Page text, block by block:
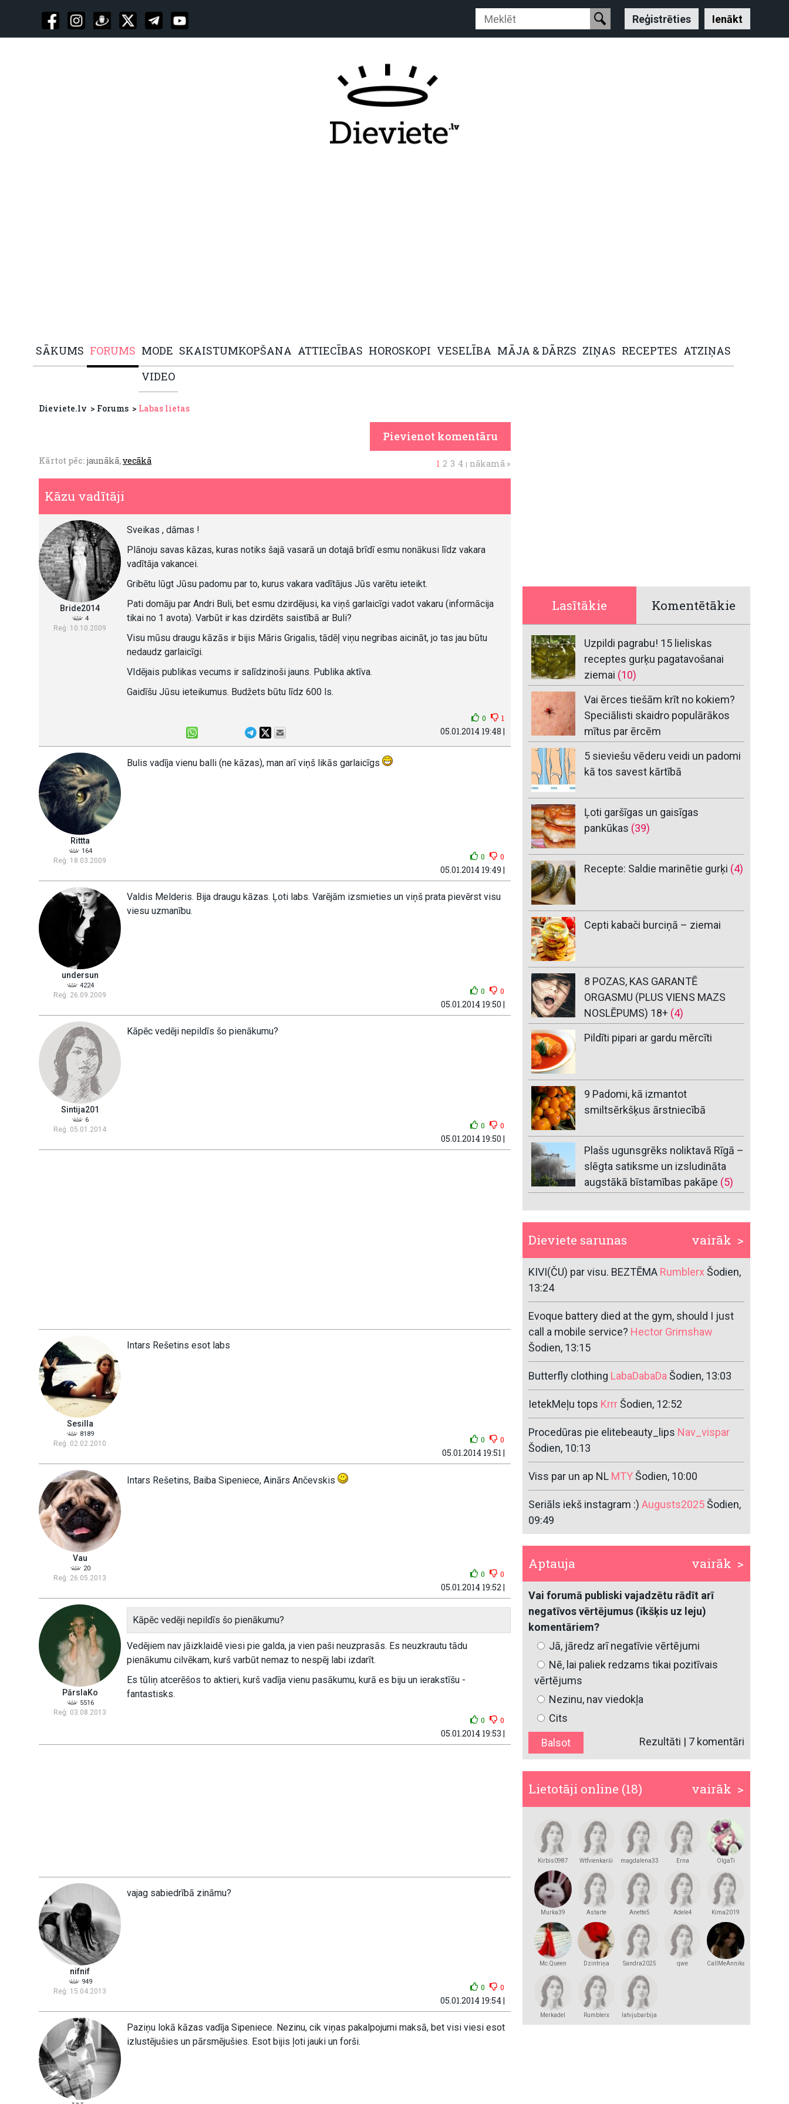
Reģistrēties Ienākt
SĀKUMS FORUMS MODE SKAISTUMKOPŠANA ATTIECĪBAS HOROSKOPI VESELĪBA MĀJA & DĀRZS ZIŅAS RECEPTES ATZIŅAS
VIDEO
Dieviete.lv Forums Labas lietas
Pievienot komentāru
Kārtot pēc:jaunākā,vecākā 1 2 3 4 nākamā »
Kāzu vadītāji
Bride2014
4
Reģ: 10.10.2009
Sveikas , dāmas !
Plānoju savas kāzas, kuras notiks šajā vasarā un dotajā brīdī esmu nonākusi līdz vakara
vadītāja vakancei.
Gribētu lūgt Jūsu padomu par to, kurus vakara vadītājus Jūs varētu ieteikt.
Pati domāju par Andri Buli, bet esmu dzirdējusi, ka viņš garlaicīgi vadot vakaru (informācija
tikai no 1 avota). Varbūt ir kas dzirdēts saistībā ar Buli?
Visu mūsu draugu kāzās ir bijis Māris Grigalis, tādēļ viņu negribas aicināt, jo tas jau būtu
nedaudz garlaicīgi.
VIdējais publikas vecums ir salīdzinoši jauns. Publika aktīva.
Gaidīšu Jūsu ieteikumus. Budžets būtu līdz 600 ls.
0 1
05.01.2014 19:48 |
Rittta
164
Reģ: 18.03.2009
Bulis vadīja vienu balli (ne kāzas), man arī viņš likās garlaicīgs
0 0
05.01.2014 19:49 |
undersun
4224
Reģ: 26.09.2009
Valdis Melderis. Bija draugu kāzas. Ļoti labs. Varējām izsmieties un viņš prata pievērst visu
viesu uzmanību.
0 0
05.01.2014 19:50 |
Sintija201
6
Reģ: 05.01.2014
Kāpēc vedēji nepildīs šo pienākumu?
0 0
05.01.2014 19:50 |
Sesilla
8189
Reģ: 02.02.2010
Intars Rešetins esot labs
0 0
05.01.2014 19:51 |
Vau
20
Reģ: 26.05.2013
Intars Rešetins, Baiba Sipeniece, Ainārs Ančevskis
0 0
05.01.2014 19:52 |
PārslaKo
5516
Reģ: 03.08.2013
Kāpēc vedēji nepildīs šo pienākumu?
Vedējiem nav jāizklaidē viesi pie galda, ja vien paši neuzprasās. Es neuzkrautu tādu
pienākumu cilvēkam, kurš varbūt nemaz to nespēj labi izdarīt.
Es tūliņ atcerēšos to aktieri, kurš vadīja vienu pasākumu, kurā es biju un ierakstīšu -
fantastisks.
0 0
05.01.2014 19:53 |
nifnif
949
Reģ: 15.04.2013
vajag sabiedrībā zināmu?
0 0
05.01.2014 19:54 |
Paziņu lokā kāzas vadīja Sipeniece. Nezinu, cik viņas pakalpojumi maksā, bet visi viesi esot
izlustējušies un pārsmējušies. Esot bijis ļoti jauki un forši.
Lasītākie Komentētākie
Uzpildi pagrabu! 15 lieliskas
receptes gurķu pagatavošanai
ziemai (10)
Vai ērces tiešām krīt no kokiem?
Speciālisti skaidro populārākos
mītus par ērcēm
5 sieviešu vēderu veidi un padomi
kā tos savest kārtībā
Ļoti garšīgas un gaisīgas
pankūkas (39)
Recepte: Saldie marinētie gurķi (4)
Cepti kabači burciņā – ziemai
8 POZAS, KAS GARANTĒ
ORGASMU (PLUS VIENS MAZS
NOSLĒPUMS) 18+ (4)
Pildīti pipari ar gardu mērcīti
9 Padomi, kā izmantot
smiltsērkšķus ārstniecībā
Plašs ugunsgrēks noliktavā Rīgā –
slēgta satiksme un izsludināta
augstākā bīstamības pakāpe (5)
vairāk >
Dieviete sarunas
KIVI(ČU) par visu. BEZTĒMA RumblerxŠodien,
13:24
Evoque battery died at the gym, should I just
call a mobile service? Hector Grimshaw
Šodien, 13:15
Butterfly clothing LabaDabaDaŠodien, 13:03
IetekMeļu tops KrrrŠodien, 12:52
Procedūras pie elitebeauty_lips Nav_vispar
Šodien, 10:13
Viss par un ap NL MTYŠodien, 10:00
Seriāls iekš instagram :) Augusts2025Šodien,
09:49
vairāk >
Aptauja
Vai forumā publiski vajadzētu rādīt arī
negatīvos vērtējumus (īkšķis uz leju)
komentāriem?
Jā, jāredz arī negatīvie vērtējumi
Nē, lai paliek redzams tikai pozitīvais
vērtējums
Nezinu, nav viedokļa
Cits
Rezultāti | 7 komentāri
vairāk >
Lietotāji online (18)
Kirbis0987 Wtfvienkarši magdalena333 Erna OlgaTi
Murka39 Astarte Anette5 Adele4 Kima2019
Mc.Queen Dzintriņa Sandra2025 qwe CallMeAnnika
Merkadel Rumblerx latvjubarbija